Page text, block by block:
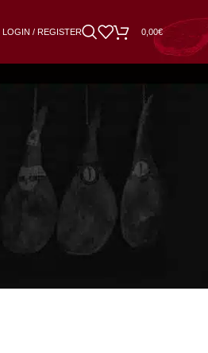
LOGIN / REGISTER 0,00€
sabor al comerlo.